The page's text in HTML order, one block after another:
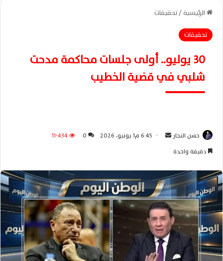
الرئيسية/تحقيقات
تحقيقات
30 يوليو.. أولى جلسات محاكمة مدحت
شلبي في قضية الخطيب
حسن النجار
ل
ب
ر
ي
د
ا
إ
ل
6:45 م1 يونيو، 2026 0
11٬434
دقيقة واحدة